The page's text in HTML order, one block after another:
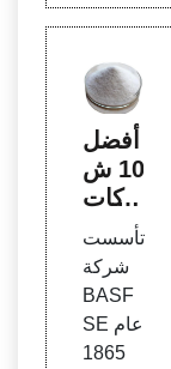
أفضل
10 ش
ركات
في س
وق م
عالجة
المياه
ومياه
تأسست
شركة
BASF
SE عام
1865